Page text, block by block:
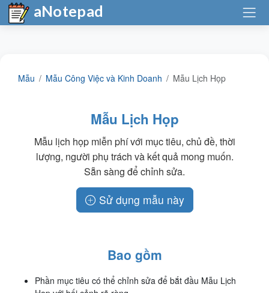
aNotepad
Mẫu Mẫu Công Việc và Kinh Doanh Mẫu Lịch Họp
Mẫu Lịch Họp
Mẫu lịch họp miễn phí với mục tiêu, chủ đề, thời
lượng, người phụ trách và kết quả mong muốn.
Sẵn sàng để chỉnh sửa.
Sử dụng mẫu này
Bao gồm
Phần mục tiêu có thể chỉnh sửa để bắt đầu Mẫu Lịch